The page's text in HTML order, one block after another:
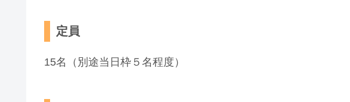
定員
15名（別途当日枠５名程度）